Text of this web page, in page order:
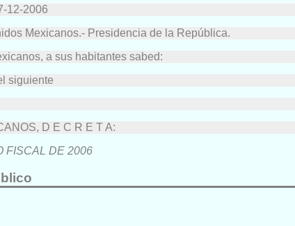
12-2006
Mexicanos.- Presidencia de la República.
a sus habitantes sabed:
siguiente
D E C R E T A:
FISCAL DE 2006